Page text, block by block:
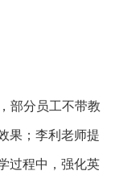
部分员工不带教
果；李利老师提
过程中，强化英